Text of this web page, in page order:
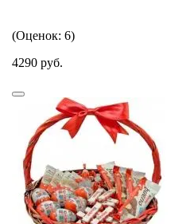
(Оценок: 6)
4290 руб.